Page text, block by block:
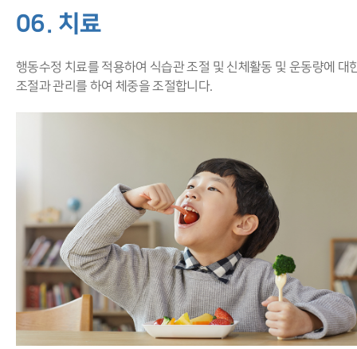
06. 치료
행동수정 치료를 적용하여 식습관 조절 및 신체활동 및 운동량에 대
조절과 관리를 하여 체중을 조절합니다.